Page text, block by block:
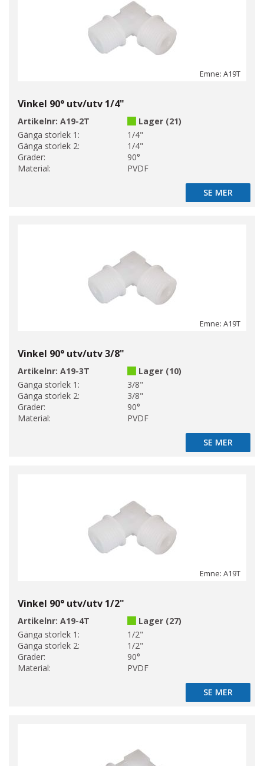
Emne: A19T
Vinkel 90° utv/utv 1/4"
Artikelnr: A19-2T
Lager (21)
Gänga storlek 1:
1/4"
Gänga storlek 2:
1/4"
Grader:
90°
Material:
PVDF
SE MER
SE MER
Emne: A19T
Vinkel 90° utv/utv 3/8"
Artikelnr: A19-3T
Lager (10)
Gänga storlek 1:
3/8"
Gänga storlek 2:
3/8"
Grader:
90°
Material:
PVDF
SE MER
SE MER
Emne: A19T
Vinkel 90° utv/utv 1/2"
Artikelnr: A19-4T
Lager (27)
Gänga storlek 1:
1/2"
Gänga storlek 2:
1/2"
Grader:
90°
Material:
PVDF
SE MER
SE MER